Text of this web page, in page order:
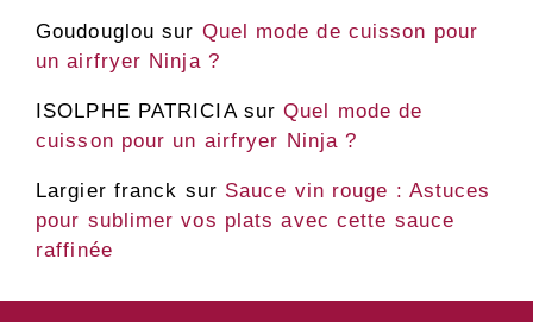
Goudouglou sur Quel mode de cuisson pour
un airfryer Ninja ?
ISOLPHE PATRICIAsurQuel mode de
cuisson pour un airfryer Ninja ?
Largier franck sur Sauce vin rouge : Astuces
pour sublimer vos plats avec cette sauce
raffinée